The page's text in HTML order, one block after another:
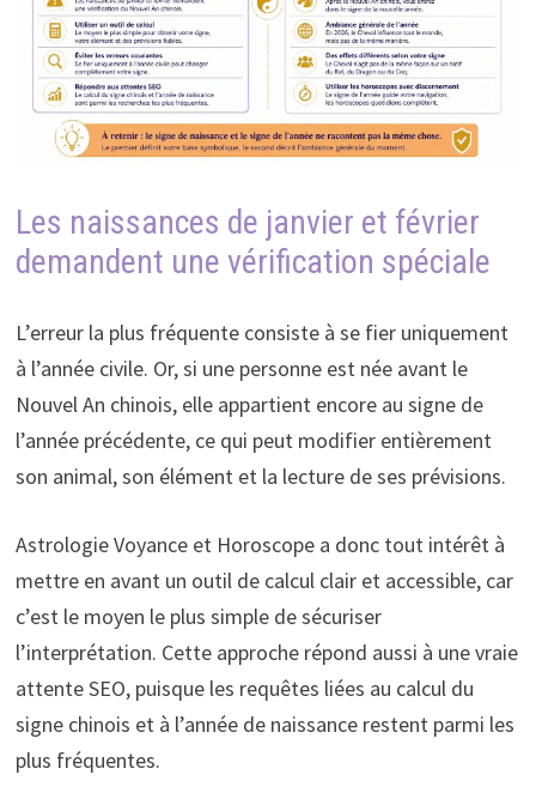
Les naissances de janvier et février
demandent une vérification spéciale
L’erreur la plus fréquente consiste à se fier uniquement
à l’année civile. Or, si une personne est née avant le
Nouvel An chinois, elle appartient encore au signe de
l’année précédente, ce qui peut modifier entièrement
son animal, son élément et la lecture de ses prévisions.
Astrologie Voyance et Horoscope a donc tout intérêt à
mettre en avant un outil de calcul clair et accessible, car
c’est le moyen le plus simple de sécuriser
l’interprétation. Cette approche répond aussi à une vraie
attente SEO, puisque les requêtes liées au calcul du
signe chinois et à l’année de naissance restent parmi les
plus fréquentes.